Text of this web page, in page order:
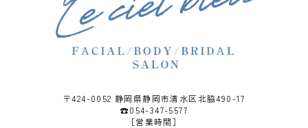
〒424-0052 静岡県静岡市清水区北脇490-17
☎054-347-5577
［営業時間］